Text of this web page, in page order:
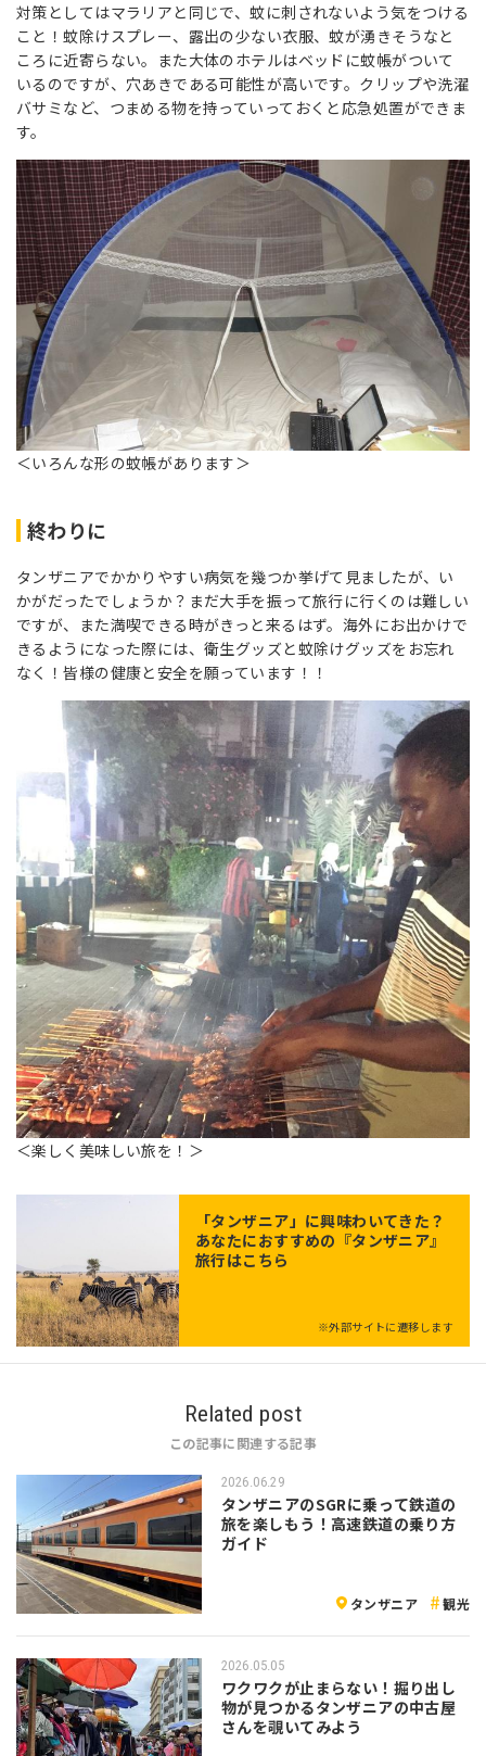
対策としてはマラリアと同じで、蚊に刺されないよう気をつける
こと！蚊除けスプレー、露出の少ない衣服、蚊が湧きそうなと
ころに近寄らない。また大体のホテルはベッドに蚊帳がついて
いるのですが、穴あきである可能性が高いです。クリップや洗濯
バサミなど、つまめる物を持っていっておくと応急処置ができま
す。
＜いろんな形の蚊帳があります＞
終わりに
タンザニアでかかりやすい病気を幾つか挙げて見ましたが、い
かがだったでしょうか？まだ大手を振って旅行に行くのは難しい
ですが、また満喫できる時がきっと来るはず。海外にお出かけで
きるようになった際には、衛生グッズと蚊除けグッズをお忘れ
なく！皆様の健康と安全を願っています！！
＜楽しく美味しい旅を！＞
「タンザニア 」に興味わいてきた？
あなたにおすすめの『タンザニア』
旅行はこちら
※外部サイトに遷移します
Related post
この記事に関連する記事
2026.06.29
タンザニアのSGRに乗って鉄道の
旅を楽しもう！高速鉄道の乗り方
ガイド
タンザニア 観光
2026.05.05
ワクワクが止まらない！掘り出し
物が見つかるタンザニアの中古屋
さんを覗いてみよう